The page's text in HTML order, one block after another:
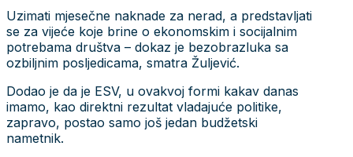
Uzimati mjesečne naknade za nerad, a predstavljati
se za vijeće koje brine o ekonomskim i socijalnim
potrebama društva – dokaz je bezobrazluka sa
ozbiljnim posljedicama, smatra Žuljević.
Dodao je da je ESV, u ovakvoj formi kakav danas
imamo, kao direktni rezultat vladajuće politike,
zapravo, postao samo još jedan budžetski
nametnik.